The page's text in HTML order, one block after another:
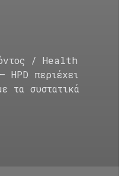
/ Health
περιέχει
τα συστατικά